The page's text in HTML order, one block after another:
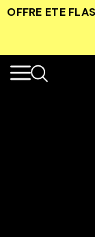
OFFRE ETE